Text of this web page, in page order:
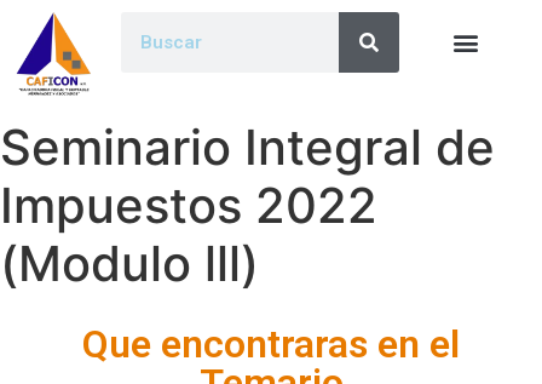
Seminario Integral de
Impuestos 2022
(Modulo lll)
Que encontraras en el